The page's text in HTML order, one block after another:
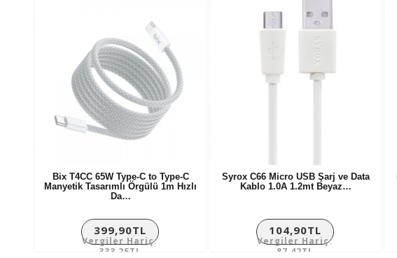
Bix T4CC 65W Type-C to Type-C
Manyetik Tasarımlı Örgülü 1m Hızlı
Da…
399,90TL
Vergiler Hariç:
333,25TL
Syrox C66 Micro USB Şarj ve Data
Kablo 1.0A 1.2mt Beyaz…
104,90TL
Vergiler Hariç:
87,42TL